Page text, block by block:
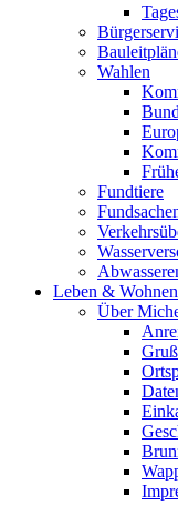
Wahlen
Fundtiere
Leben & Wohnen
Über